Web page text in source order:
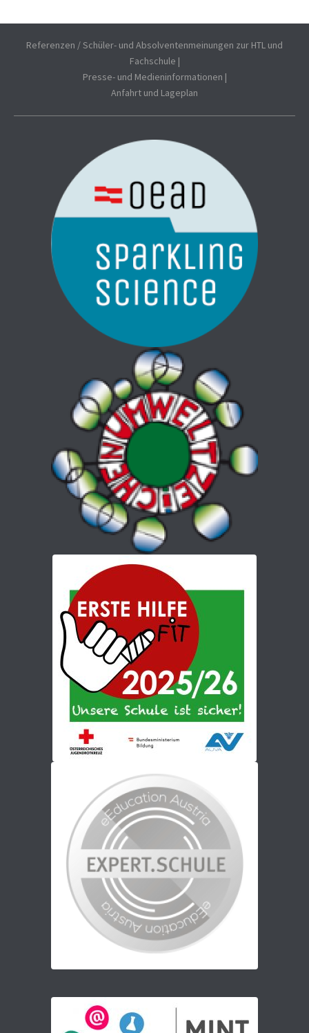
Referenzen / Schüler- und Absolventenmeinungen zur HTL und
Fachschule |
Presse- und Medieninformationen |
Anfahrt und Lageplan